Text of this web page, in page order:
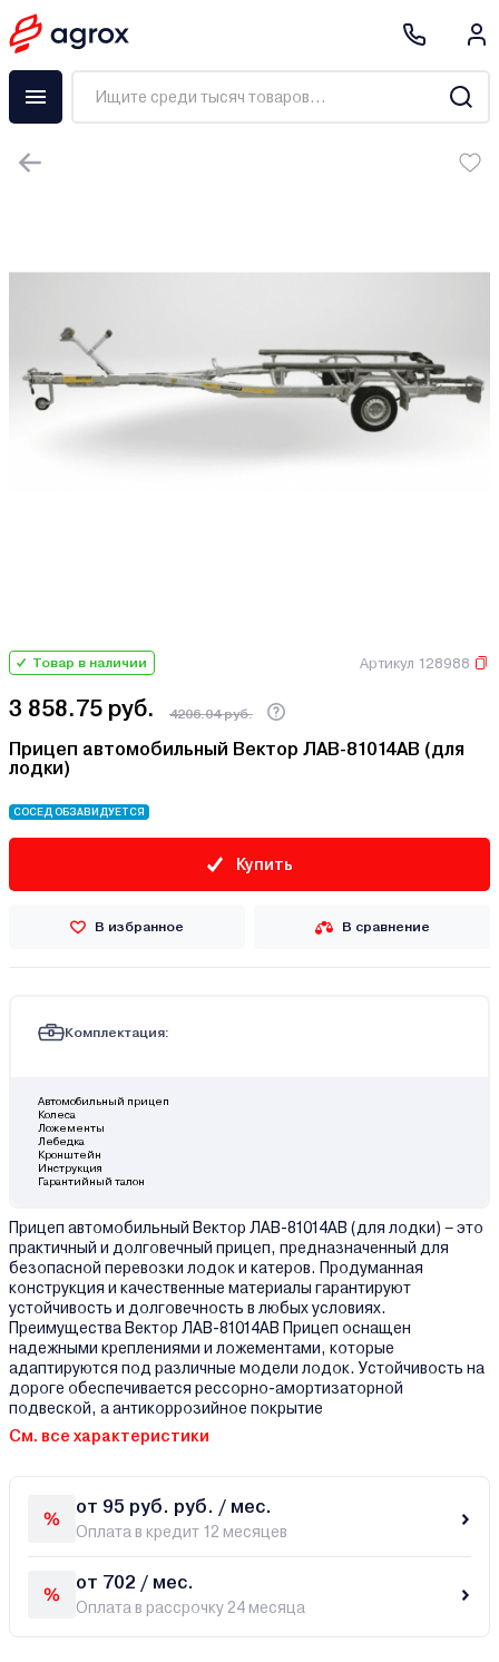
Товар в наличии Артикул 128988
3 858.75 руб. 4206.04 руб.
Прицеп автомобильный Вектор ЛАВ-81014АB (для
лодки)
СОСЕД ОБЗАВИДУЕТСЯ
Купить
В избранное В сравнение
Комплектация:
Автомобильный прицеп
Колеса
Ложементы
Лебедка
Кронштейн
Инструкция
Гарантийный талон
Прицеп автомобильный Вектор ЛАВ-81014АB (для лодки) – это
практичный и долговечный прицеп, предназначенный для
безопасной перевозки лодок и катеров. Продуманная
конструкция и качественные материалы гарантируют
устойчивость и долговечность в любых условиях.
Преимущества Вектор ЛАВ-81014АB Прицеп оснащен
надежными креплениями и ложементами, которые
адаптируются под различные модели лодок. Устойчивость на
дороге обеспечивается рессорно-амортизаторной
подвеской, а антикоррозийное покрытие
См. все характеристики
от 95 руб. руб. / мес.
Оплата в кредит 12 месяцев
от 702 / мес.
Оплата в рассрочку 24 месяца